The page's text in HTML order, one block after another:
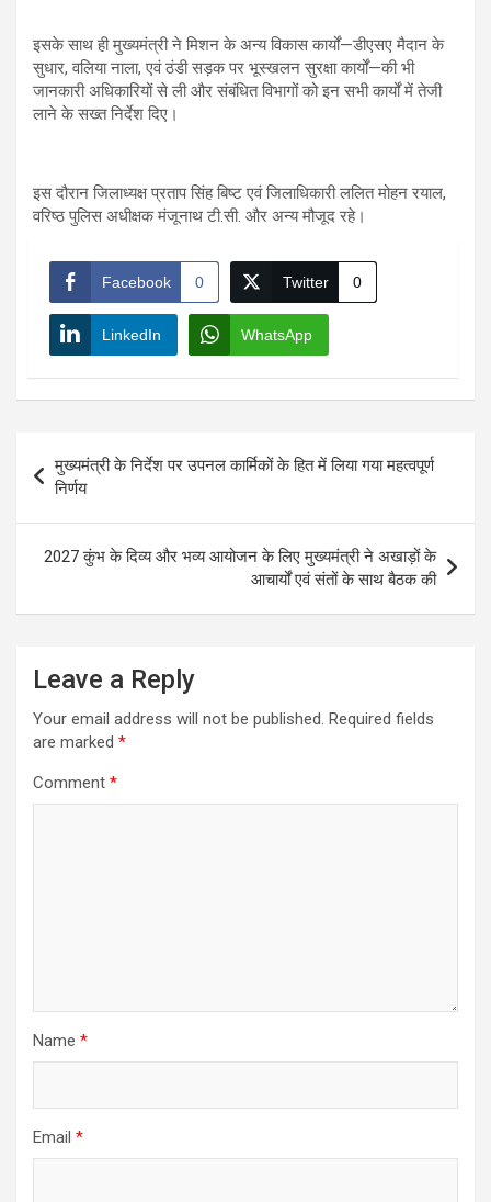
इसके साथ ही मुख्यमंत्री ने मिशन के अन्य विकास कार्यों—डीएसए मैदान के
सुधार, वलिया नाला, एवं ठंडी सड़क पर भूस्खलन सुरक्षा कार्यों—की भी
जानकारी अधिकारियों से ली और संबंधित विभागों को इन सभी कार्यों में तेजी
लाने के सख्त निर्देश दिए।
इस दौरान जिलाध्यक्ष प्रताप सिंह बिष्ट एवं जिलाधिकारी ललित मोहन रयाल,
वरिष्ठ पुलिस अधीक्षक मंजूनाथ टी.सी. और अन्य मौजूद रहे।
Facebook 0 Twitter 0
LinkedIn WhatsApp
navigation
मुख्यमंत्री के निर्देश पर उपनल कार्मिकों के हित में लिया गया महत्वपूर्ण
निर्णय
2027 कुंभ के दिव्य और भव्य आयोजन के लिए मुख्यमंत्री ने अखाड़ों के
आचार्यों एवं संतों के साथ बैठक की
Leave a Reply
Your email address will not be published. Required fields
are marked *
Comment *
Name *
Email *